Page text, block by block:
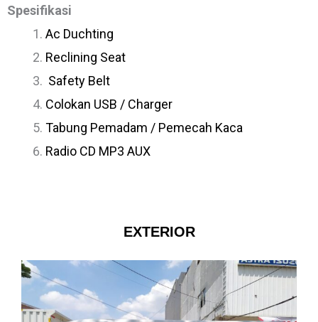
Spesifikasi
Ac Duchting
Reclining Seat
Safety Belt
Colokan USB / Charger
Tabung Pemadam / Pemecah Kaca
Radio CD MP3 AUX
EXTERIOR